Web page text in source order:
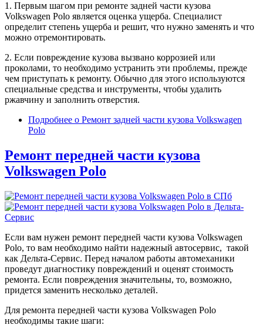
1. Первым шагом при ремонте задней части кузова
Volkswagen Polo является оценка ущерба. Специалист
определит степень ущерба и решит, что нужно заменять и что
можно отремонтировать.
2. Если повреждение кузова вызвано коррозией или
проколами, то необходимо устранить эти проблемы, прежде
чем приступать к ремонту. Обычно для этого используются
специальные средства и инструменты, чтобы удалить
ржавчину и заполнить отверстия.
Подробнее о Ремонт задней части кузова Volkswagen
Polo
Ремонт передней части кузова
Volkswagen Polo
Если вам нужен ремонт передней части кузова Volkswagen
Polo, то вам необходимо найти надежный автосервис, такой
как Дельта-Сервис. Перед началом работы автомеханики
проведут диагностику повреждений и оценят стоимость
ремонта. Если повреждения значительны, то, возможно,
придется заменить несколько деталей.
Для ремонта передней части кузова Volkswagen Polo
необходимы такие шаги: